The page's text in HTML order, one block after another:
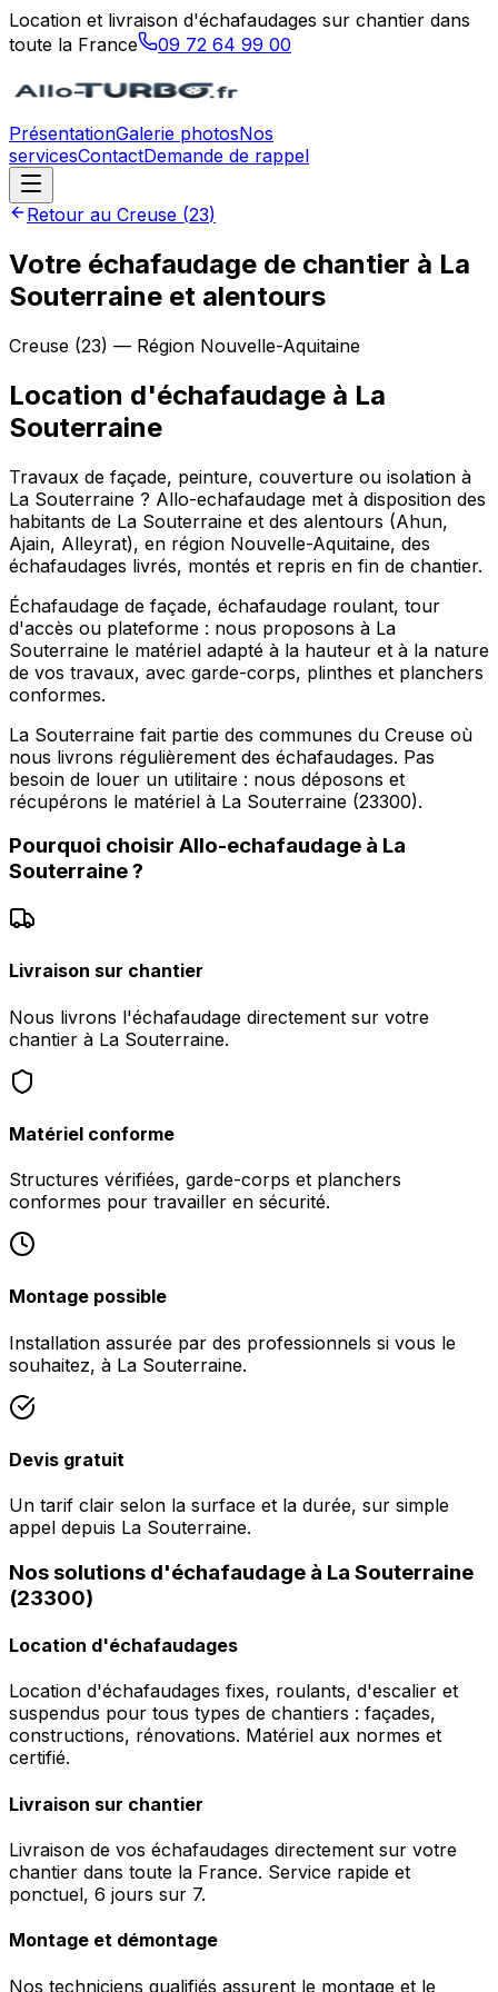
Location et livraison d'échafaudages sur chantier dans
toute la France
09 72 64 99 00
PrésentationGalerie photosNos
servicesContactDemande de rappel
Retour au Creuse (23)
Votre échafaudage de chantier à La
Souterraine et alentours
Creuse (23) — Région Nouvelle-Aquitaine
Location d'échafaudage à La
Souterraine
Travaux de façade, peinture, couverture ou isolation à
La Souterraine ? Allo-echafaudage met à disposition des
habitants de La Souterraine et des alentours (Ahun,
Ajain, Alleyrat), en région Nouvelle-Aquitaine, des
échafaudages livrés, montés et repris en fin de chantier.
Échafaudage de façade, échafaudage roulant, tour
d'accès ou plateforme : nous proposons à La
Souterraine le matériel adapté à la hauteur et à la nature
de vos travaux, avec garde-corps, plinthes et planchers
conformes.
La Souterraine fait partie des communes du Creuse où
nous livrons régulièrement des échafaudages. Pas
besoin de louer un utilitaire : nous déposons et
récupérons le matériel à La Souterraine (23300).
Pourquoi choisir Allo-echafaudage à La
Souterraine?
Livraison sur chantier
Nous livrons l'échafaudage directement sur votre
chantier à La Souterraine.
Matériel conforme
Structures vérifiées, garde-corps et planchers
conformes pour travailler en sécurité.
Montage possible
Installation assurée par des professionnels si vous le
souhaitez, à La Souterraine.
Devis gratuit
Un tarif clair selon la surface et la durée, sur simple
appel depuis La Souterraine.
Nos solutions d'échafaudage à La Souterraine
(23300)
Location d'échafaudages
Location d'échafaudages fixes, roulants, d'escalier et
suspendus pour tous types de chantiers : façades,
constructions, rénovations. Matériel aux normes et
certifié.
Livraison sur chantier
Livraison de vos échafaudages directement sur votre
chantier dans toute la France. Service rapide et
ponctuel, 6 jours sur 7.
Montage et démontage
Nos techniciens qualifiés assurent le montage et le